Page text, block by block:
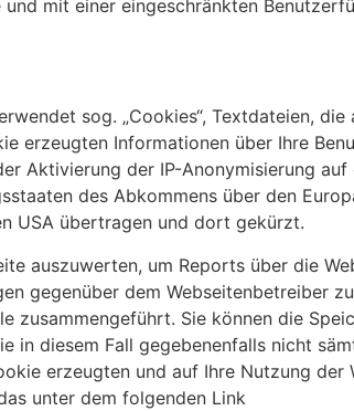
mit einer eingeschränkten
sog. „Cookies“, Textdateien,
erzeugten Informationen über Ihre
Aktivierung der IP-Anonymisierung auf
des Abkommens über den
USA übertragen und dort gekürzt.
auszuwerten, um Reports über die
gegenüber dem Webseitenbetreiber
zusammengeführt. Sie können die
in diesem Fall gegebenenfalls nicht
erzeugten und auf Ihre Nutzung der
unter dem folgenden Link